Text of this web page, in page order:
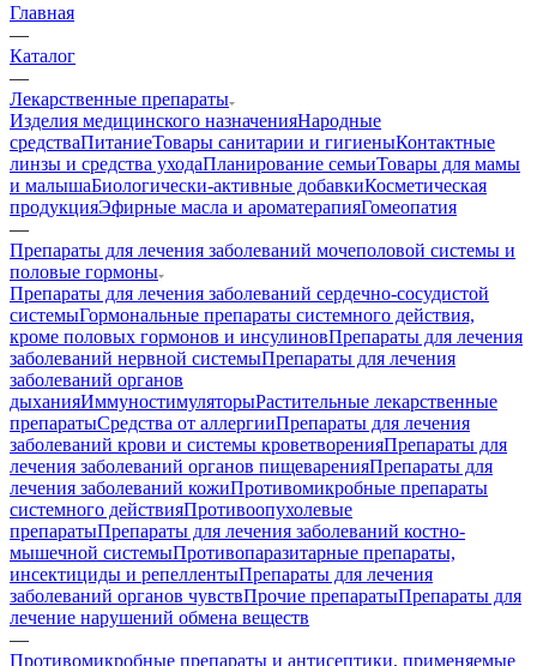
Главная
—
Каталог
—
Лекарственные препараты
Изделия медицинского назначенияНародные
средстваПитаниеТовары санитарии и гигиеныКонтактные
линзы и средства уходаПланирование семьиТовары для мамы
и малышаБиологически-активные добавкиКосметическая
продукцияЭфирные масла и ароматерапияГомеопатия
—
Препараты для лечения заболеваний мочеполовой системы и
половые гормоны
Препараты для лечения заболеваний сердечно-сосудистой
системыГормональные препараты системного действия,
кроме половых гормонов и инсулиновПрепараты для лечения
заболеваний нервной системыПрепараты для лечения
заболеваний органов
дыханияИммуностимуляторыРастительные лекарственные
препаратыСредства от аллергииПрепараты для лечения
заболеваний крови и системы кроветворенияПрепараты для
лечения заболеваний органов пищеваренияПрепараты для
лечения заболеваний кожиПротивомикробные препараты
системного действияПротивоопухолевые
препаратыПрепараты для лечения заболеваний костно-
мышечной системыПротивопаразитарные препараты,
инсектициды и репеллентыПрепараты для лечения
заболеваний органов чувствПрочие препаратыПрепараты для
лечение нарушений обмена веществ
—
Противомикробные препараты и антисептики, применяемые